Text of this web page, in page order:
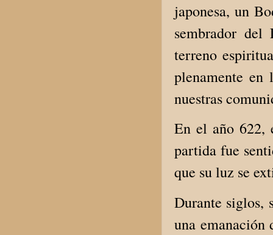
japonesa, un
sembrador
terreno
plenamente
nuestras
En el año 622,
partida fue
que su luz se
Durante siglos,
una emanación